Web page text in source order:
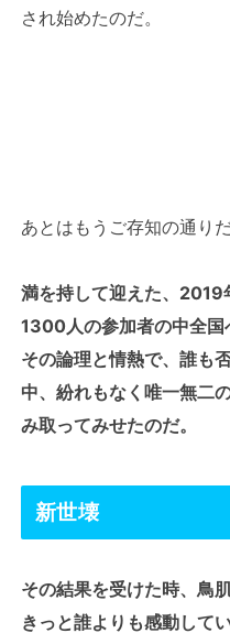
され始めたのだ。
あとはもうご存知の通りだ
満を持して迎えた、2019
1300人の参加者の中全国
その論理と情熱で、誰も
中、紛れもなく唯一無二
み取ってみせたのだ。
新世壊
その結果を受けた時、鳥
きっと誰よりも感動して